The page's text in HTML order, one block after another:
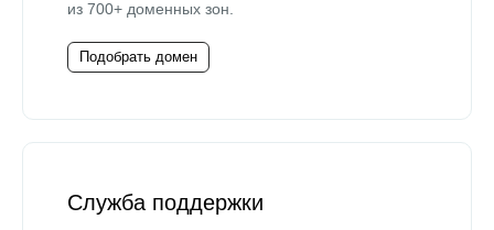
из 700+ доменных зон.
Подобрать домен
Служба поддержки